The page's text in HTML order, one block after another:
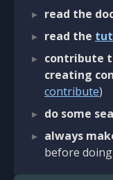
read the
read the
contribute
creating
contribute)
do some
always
before